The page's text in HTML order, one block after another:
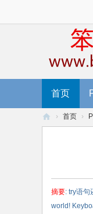
首页
› 首页 ›
摘要: try语句
world!